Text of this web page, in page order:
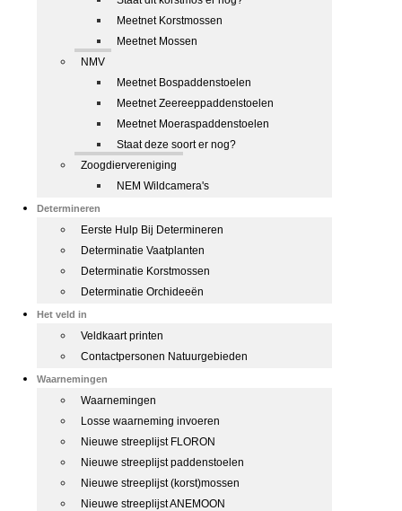
Meetnet Korstmossen
Meetnet Mossen
NMV
Meetnet Bospaddenstoelen
Meetnet Zeereeppaddenstoelen
Meetnet Moeraspaddenstoelen
Staat deze soort er nog?
Zoogdiervereniging
NEM Wildcamera's
Determineren
Eerste Hulp Bij Determineren
Determinatie Vaatplanten
Determinatie Korstmossen
Determinatie Orchideeën
Het veld in
Veldkaart printen
Contactpersonen Natuurgebieden
Waarnemingen
Waarnemingen
Losse waarneming invoeren
Nieuwe streeplijst FLORON
Nieuwe streeplijst paddenstoelen
Nieuwe streeplijst (korst)mossen
Nieuwe streeplijst ANEMOON